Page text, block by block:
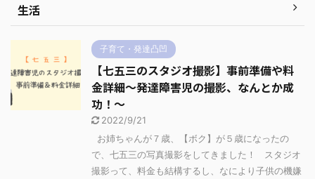
生活
子育て・発達凸凹
【七五三のスタジオ撮影】事前準備や料
金詳細～発達障害児の撮影、なんとか成
功！～
2022/9/21
お姉ちゃんが７歳、【ボク】が５歳になったの
で、七五三の写真撮影をしてきました！ スタジオ
撮影って、料金も結構するし、なにより子供の機嫌